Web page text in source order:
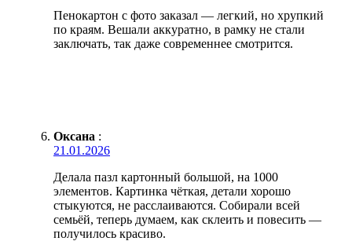
Пенокартон с фото заказал — легкий, но хрупкий
по краям. Вешали аккуратно, в рамку не стали
заключать, так даже современнее смотрится.
Оксана :
21.01.2026
Делала пазл картонный большой, на 1000
элементов. Картинка чёткая, детали хорошо
стыкуются, не расслаиваются. Собирали всей
семьёй, теперь думаем, как склеить и повесить —
получилось красиво.